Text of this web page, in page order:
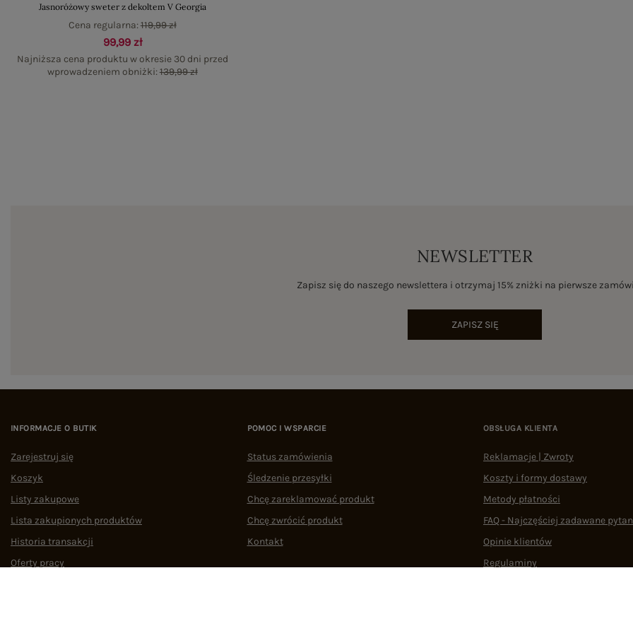
Jasnoróżowy sweter z dekoltem V Georgia
99,99 zł
Najniższa cena produktu w okresie 30 dni przed
wprowadzeniem obniżki:139,99 zł
Cena regularna:119,99 zł
NEWSLETTER
Zapisz się do naszego newslettera i otrzymaj 15% zniżki na pierwsze
ZAPISZ SIĘ
INFORMACJE O BUTIK
Zarejestruj się
Koszyk
Listy zakupowe
Lista zakupionych produktów
Historia transakcji
Oferty pracy
POMOC I WSPARCIE
Status zamówienia
Śledzenie przesyłki
Chcę zareklamować produkt
Chcę zwrócić produkt
Kontakt
OBSŁUGA KLIENTA
Reklamacje | Zwroty
Koszty i formy dostawy
Metody płatności
FAQ - Najczęściej zadawane
Opinie klientów
Regulaminy